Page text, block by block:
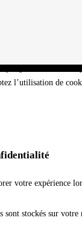
l’utilisation de
votre expérience
sont stockés sur